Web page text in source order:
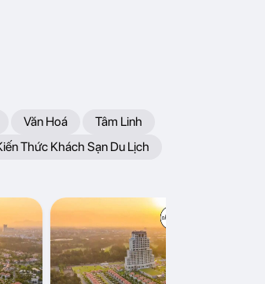
Văn Hoá
Tâm Linh
Thức Khách Sạn Du Lịch